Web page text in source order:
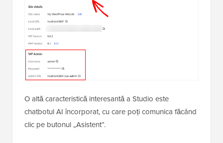
O altă caracteristică interesantă a Studio este
chatbotul AI încorporat, cu care poți comunica făcând
clic pe butonul „Asistent”.